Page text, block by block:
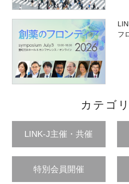
フ
カテゴ
LINK-J主催・共催
特別会員開催